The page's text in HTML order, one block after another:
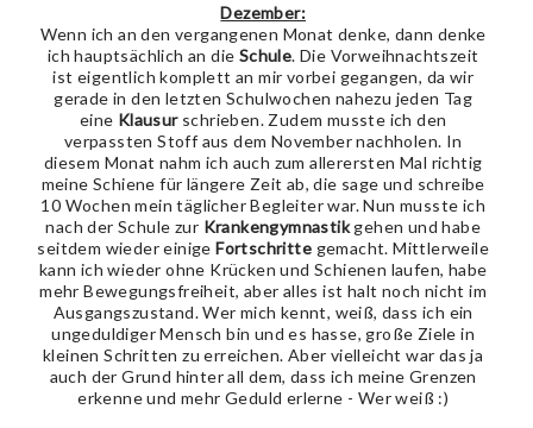
Dezember:
Wenn ich an den vergangenen Monat denke, dann denke
ich hauptsächlich an die Schule. Die Vorweihnachtszeit
ist eigentlich komplett an mir vorbei gegangen, da wir
gerade in den letzten Schulwochen nahezu jeden Tag
eine Klausur schrieben. Zudem musste ich den
verpassten Stoff aus dem November nachholen. In
diesem Monat nahm ich auch zum allerersten Mal richtig
meine Schiene für längere Zeit ab, die sage und schreibe
10 Wochen mein täglicher Begleiter war. Nun musste ich
nach der Schule zur Krankengymnastikgehen und habe
seitdem wieder einigeFortschritte gemacht. Mittlerweile
kann ich wieder ohne Krücken und Schienen laufen, habe
mehr Bewegungsfreiheit, aber alles ist halt noch nicht im
Ausgangszustand. Wer mich kennt, weiß, dass ich ein
ungeduldiger Mensch bin und es hasse, große Ziele in
kleinen Schritten zu erreichen. Aber vielleicht war das ja
auch der Grund hinter all dem, dass ich meine Grenzen
erkenne und mehr Geduld erlerne - Wer weiß :)